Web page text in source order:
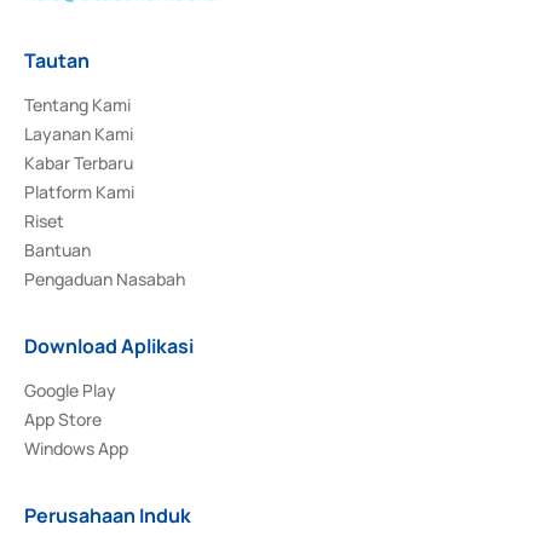
Tautan
Tentang Kami
Layanan Kami
Kabar Terbaru
Platform Kami
Riset
Bantuan
Pengaduan Nasabah
Download Aplikasi
Google Play
App Store
Windows App
Perusahaan Induk